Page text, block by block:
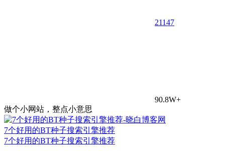
21147
90.8W+
做个小网站，整点小意思
7个好用的BT种子搜索引擎推荐
7个好用的BT种子搜索引擎推荐